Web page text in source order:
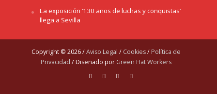
La exposición ‘130 años de luchas y conquistas’
llega a Sevilla
Copyright © 2026 /Aviso Legal / Cookies/ Política de
Privacidad / Diseñado por Green Hat Workers